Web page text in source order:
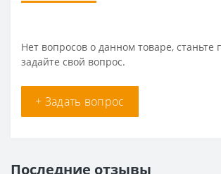
Нет вопросов о данном товаре, станьте
задайте свой вопрос.
+ Задать вопрос
Последние отзывы